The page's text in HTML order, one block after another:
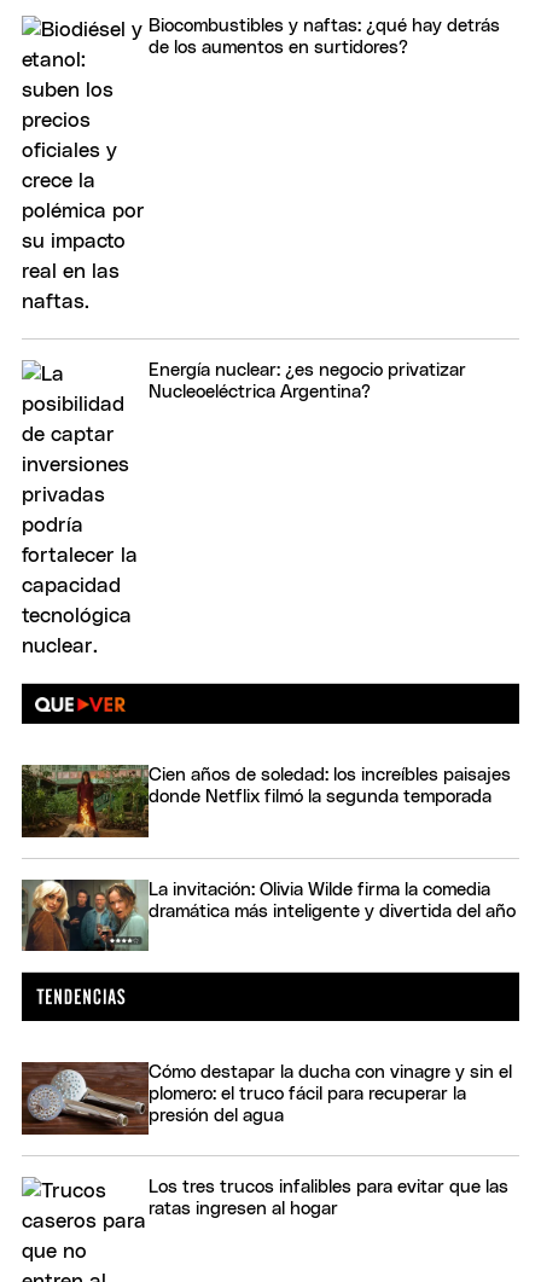
Biocombustibles y naftas: ¿qué hay detrás
de los aumentos en surtidores?
Energía nuclear: ¿es negocio privatizar
Nucleoeléctrica Argentina?
Cien años de soledad: los increíbles paisajes
donde Netflix filmó la segunda temporada
La invitación: Olivia Wilde firma la comedia
dramática más inteligente y divertida del año
Cómo destapar la ducha con vinagre y sin el
plomero: el truco fácil para recuperar la
presión del agua
Los tres trucos infalibles para evitar que las
ratas ingresen al hogar